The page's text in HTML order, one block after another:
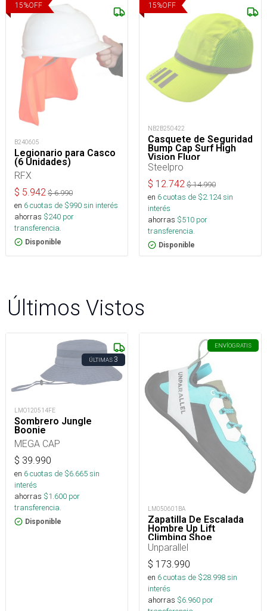
15%OFF
B240605
Legionario para Casco
(6 Unidades)
RFX
$ 5.942 $6.990
en 6cuotas de $990sin interés
ahorras $240 por
transferencia.
Disponible
15%OFF
NB2B250422
Casquete de Seguridad
Bump Cap Surf High
Vision Fluor
Steelpro
$ 12.742 $14.990
en 6cuotas de $2.124sin
interés
ahorras $510 por
transferencia.
Disponible
Últimos Vistos
ÚLTIMAS3
LMO120514FE
Sombrero Jungle
Boonie
MEGA CAP
$ 39.990
en 6cuotas de $6.665sin
interés
ahorras $1.600 por
transferencia.
Disponible
ENVÍOGRATIS
LM050601BA
Zapatilla De Escalada
Hombre Up Lift
Climbing Shoe
Unparallel
$ 173.990
en 6cuotas de $28.998sin
interés
ahorras $6.960 por